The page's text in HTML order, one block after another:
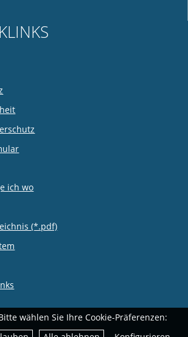
ich wo
(*.pdf)
wählen Sie Ihre Cookie-Präferenzen: